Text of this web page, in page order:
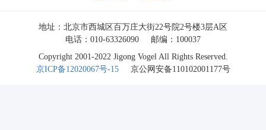
地址：北京市西城区百万庄大街22号院2号楼3层A区
电话：010-63326090
邮编：100037
Copyright 2001-2022 Jigong Vogel All Rights Reserved.
京ICP备12020067号-15
京公网安备110102001177号